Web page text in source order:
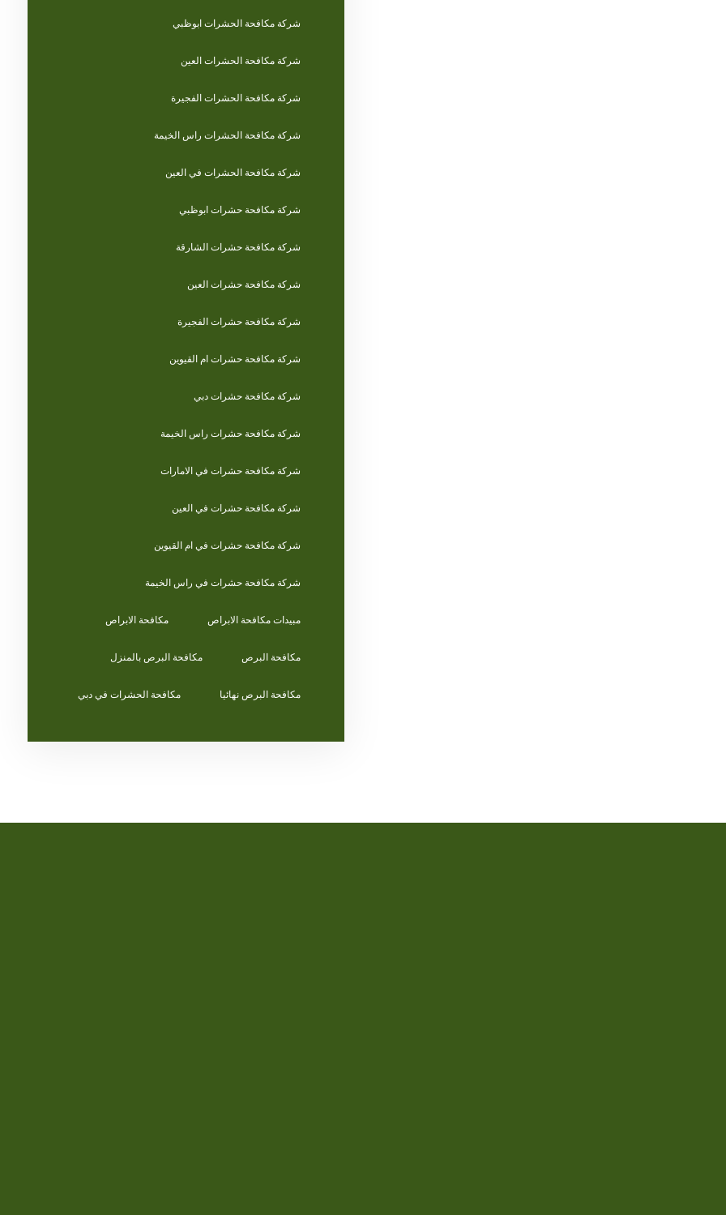
شركة مكافحة الحشرات ابوظبي
شركة مكافحة الحشرات العين
شركة مكافحة الحشرات الفجيرة
شركة مكافحة الحشرات راس الخيمة
شركة مكافحة الحشرات في العين
شركة مكافحة حشرات ابوظبي
شركة مكافحة حشرات الشارقة
شركة مكافحة حشرات العين
شركة مكافحة حشرات الفجيرة
شركة مكافحة حشرات ام القيوين
شركة مكافحة حشرات دبي
شركة مكافحة حشرات راس الخيمة
شركة مكافحة حشرات في الامارات
شركة مكافحة حشرات في العين
شركة مكافحة حشرات في ام القيوين
شركة مكافحة حشرات في راس الخيمة
مبيدات مكافحة الابراص مكافحة الابراص
مكافحة البرص مكافحة البرص بالمنزل
مكافحة البرص نهائيا مكافحة الحشرات في دبي